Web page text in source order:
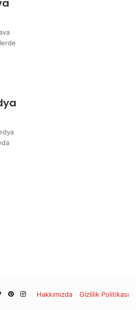
Hakkımızda Gizlilik Politikası
TwitterPinterest
Instagram